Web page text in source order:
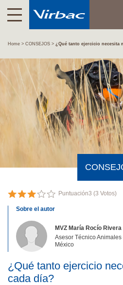
Home CONSEJOS ¿Qué tanto ejercicio necesita
Puntuación3 (3 Votos)
Sobre el autor
MVZ María Rocío Rivera
Asesor Técnico
México
¿Qué tanto ejercicio
cada día?